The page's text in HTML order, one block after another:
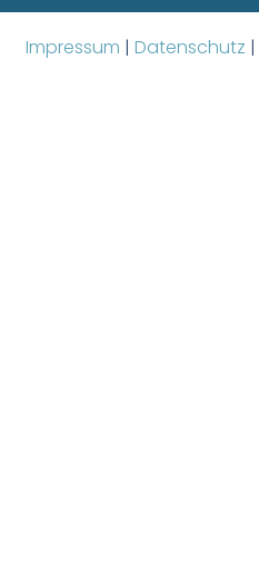
Impressum | Datenschutz |